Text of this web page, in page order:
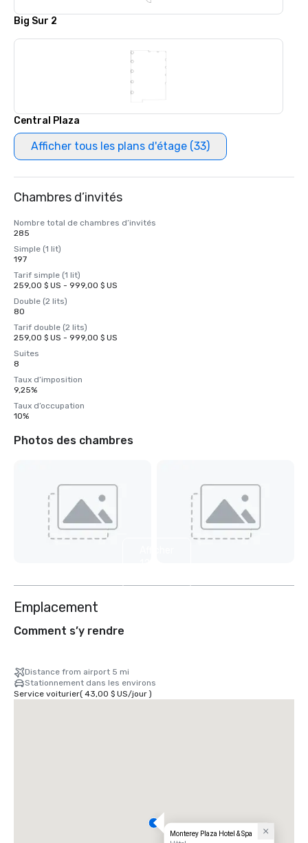
Big Sur 2
Central Plaza
Afficher tous les plans d'étage (33)
Chambres d’invités
Nombre total de chambres d’invités
285
Simple (1 lit)
197
Tarif simple (1 lit)
259,00 $ US - 999,00 $ US
Double (2 lits)
80
Tarif double (2 lits)
259,00 $ US - 999,00 $ US
Suites
8
Taux d’imposition
9,25%
Taux d’occupation
10%
Photos des chambres
Emplacement
Comment s’y rendre
Distance from airport 5 mi
Stationnement dans les environs
Service voiturier( 43,00 $ US/jour)
Monterey Plaza Hotel & Spa